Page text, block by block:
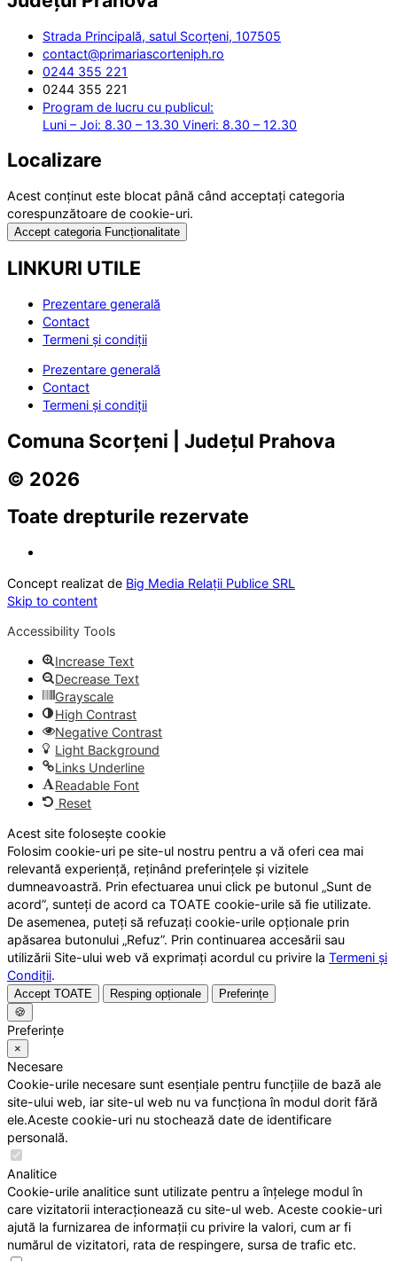
Strada Principală, satul Scorțeni, 107505
contact@primariascorteniph.ro
0244 355 221
0244 355 221
Program de lucru cu publicul:
Luni – Joi: 8.30 – 13.30 Vineri: 8.30 – 12.30
Localizare
Acest conținut este blocat până când acceptați categoria
corespunzătoare de cookie-uri.
Accept categoria Funcționalitate
LINKURI UTILE
Prezentare generală
Contact
Termeni și condiții
Prezentare generală
Contact
Termeni și condiții
Comuna Scorțeni | Județul Prahova
© 2026
Toate drepturile rezervate
Concept realizat de Big Media Relații Publice SRL
Skip to content
Accessibility Tools
Increase Text
Decrease Text
Grayscale
High Contrast
Negative Contrast
Light Background
Links Underline
Readable Font
Reset
Acest site folosește cookie
Folosim cookie-uri pe site-ul nostru pentru a vă oferi cea mai
relevantă experiență, reținând preferințele și vizitele
dumneavoastră. Prin efectuarea unui click pe butonul „Sunt de
acord”, sunteți de acord ca TOATE cookie-urile să fie utilizate.
De asemenea, puteți să refuzați cookie-urile opționale prin
apăsarea butonului „Refuz”. Prin continuarea accesării sau
utilizării Site-ului web vă exprimați acordul cu privire la Termeni și
Condiții.
Accept TOATE Resping opționale
Preferințe
🍪
Preferințe
×
Necesare
Cookie-urile necesare sunt esențiale pentru funcțiile de bază ale
site-ului web, iar site-ul web nu va funcționa în modul dorit fără
ele.Aceste cookie-uri nu stochează date de identificare
personală.
Analitice
Cookie-urile analitice sunt utilizate pentru a înțelege modul în
care vizitatorii interacționează cu site-ul web. Aceste cookie-uri
ajută la furnizarea de informații cu privire la valori, cum ar fi
numărul de vizitatori, rata de respingere, sursa de trafic etc.